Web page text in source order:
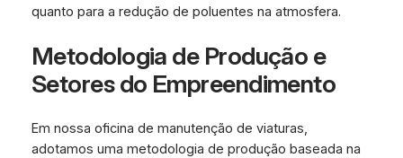
quanto para a redução de poluentes na atmosfera.
Metodologia de Produção e
Setores do Empreendimento
Em nossa oficina de manutenção de viaturas,
adotamos uma metodologia de produção baseada na